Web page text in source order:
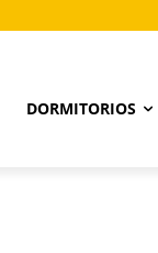
DORMITORIOS